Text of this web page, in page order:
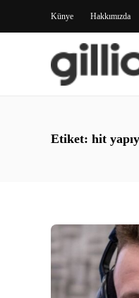
Künye Hakkımızda
Etiket: hit